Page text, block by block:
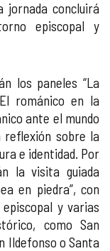
concluirá
episcopal y
los paneles “La
románico en la
ante el mundo
reflexión sobre la
e identidad. Por
la visita guiada
en piedra”, con
y varias
como San
Ildefonso o Santa